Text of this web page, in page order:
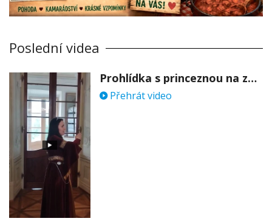
Poslední videa
Prohlídka s princeznou na zámku Stekník
Přehrát video